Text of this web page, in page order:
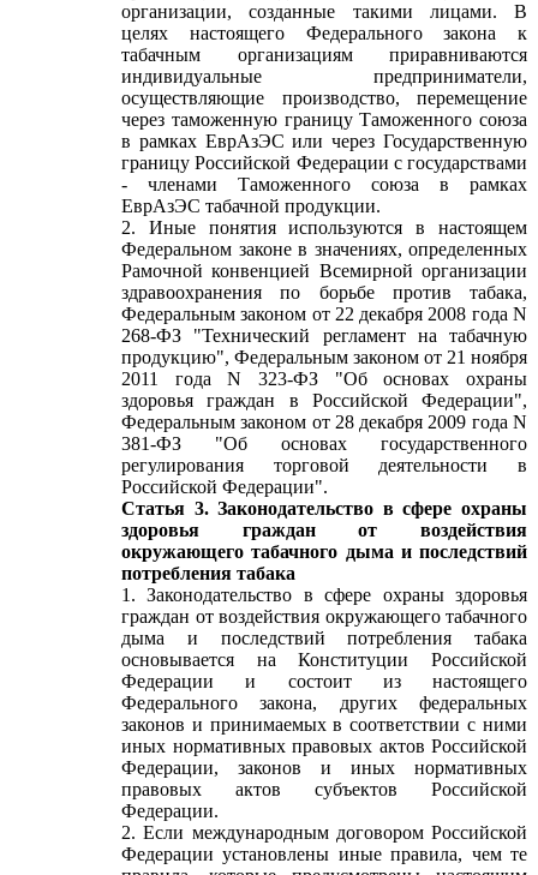
организации, созданные такими лицами. В
целях настоящего Федерального закона к
табачным организациям приравниваются
индивидуальные предприниматели,
осуществляющие производство, перемещение
через таможенную границу Таможенного союза
в рамках ЕврАзЭС или через Государственную
границу Российской Федерации с государствами
- членами Таможенного союза в рамках
ЕврАзЭС табачной продукции.
2. Иные понятия используются в настоящем
Федеральном законе в значениях, определенных
Рамочной конвенцией Всемирной организации
здравоохранения по борьбе против табака,
Федеральным законом от 22 декабря 2008 года N
268-ФЗ "Технический регламент на табачную
продукцию", Федеральным законом от 21 ноября
2011 года N 323-ФЗ "Об основах охраны
здоровья граждан в Российской Федерации",
Федеральным законом от 28 декабря 2009 года N
381-ФЗ "Об основах государственного
регулирования торговой деятельности в
Российской Федерации".
Статья 3. Законодательство в сфере охраны
здоровья граждан от воздействия
окружающего табачного дыма и последствий
потребления табака
1. Законодательство в сфере охраны здоровья
граждан от воздействия окружающего табачного
дыма и последствий потребления табака
основывается на Конституции Российской
Федерации и состоит из настоящего
Федерального закона, других федеральных
законов и принимаемых в соответствии с ними
иных нормативных правовых актов Российской
Федерации, законов и иных нормативных
правовых актов субъектов Российской
Федерации.
2. Если международным договором Российской
Федерации установлены иные правила, чем те